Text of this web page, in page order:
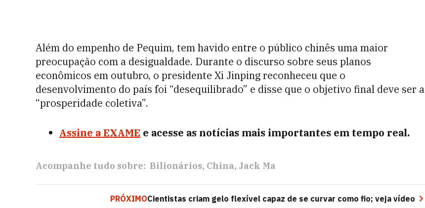
Além do empenho de Pequim, tem havido entre o público chinês uma maior
preocupação com a desigualdade. Durante o discurso sobre seus planos
econômicos em outubro, o presidente Xi Jinping reconheceu que o
desenvolvimento do país foi “desequilibrado” e disse que o objetivo final deve ser a
“prosperidade coletiva”.
Assine a EXAME e acesse as notícias mais importantes em tempo real.
Acompanhe tudo sobre: Bilionários China Jack Ma
PRÓXIMOCientistas criam gelo flexível capaz de se curvar como fio; veja vídeo